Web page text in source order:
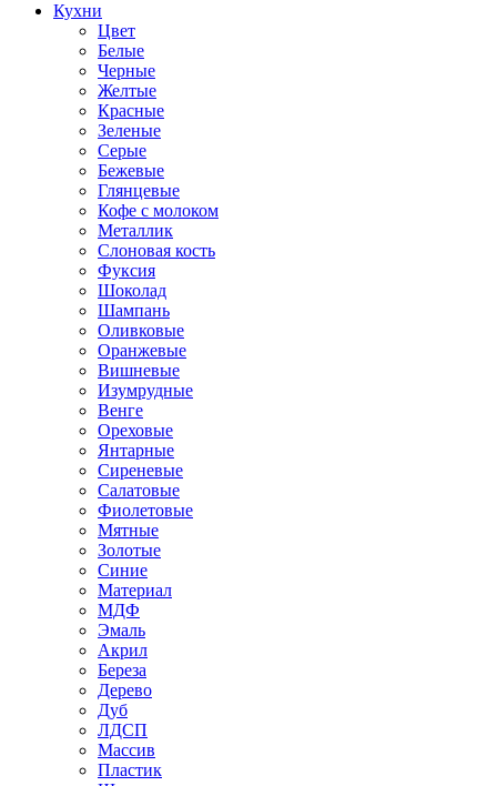
Кухни
Цвет
Белые
Черные
Желтые
Красные
Зеленые
Серые
Бежевые
Глянцевые
Кофе с молоком
Металлик
Слоновая кость
Фуксия
Шоколад
Шампань
Оливковые
Оранжевые
Вишневые
Изумрудные
Венге
Ореховые
Янтарные
Сиреневые
Салатовые
Фиолетовые
Мятные
Золотые
Синие
Материал
МДФ
Эмаль
Акрил
Береза
Дерево
Дуб
ЛДСП
Массив
Пластик